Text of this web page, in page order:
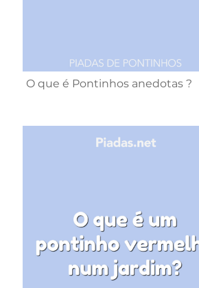
O que é Pontinhos anedotas ?